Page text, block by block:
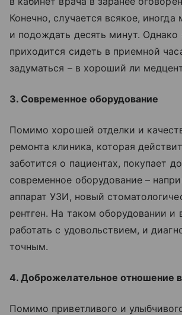
Конечно, случается всякое, иногда
и подождать десять минут. Однако
приходится сидеть в приемной
задуматься – в хороший ли
3. Современное оборудование
Помимо хорошей отделки и
ремонта клиника, которая
заботится о пациентах, покупает
современное оборудование –
аппарат УЗИ, новый
рентген. На таком оборудовании и
работать с удовольствием, и
точным.
4. Доброжелательное отношение
Помимо приветливого и